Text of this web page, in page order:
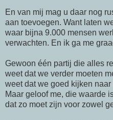
En van mij mag u daar nog
aan toevoegen. Want laten
waar bijna 9.000 mensen
verwachten. En ik ga me
Gewoon één partij die alles
weet dat we verder moeten
weet dat we goed kijken
Maar geloof me, die waarde
dat zo moet zijn voor zowel